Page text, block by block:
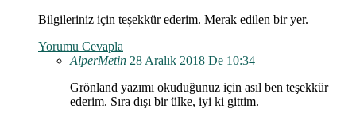
Bilgileriniz için teșekkür ederim. Merak edilen bir yer.
Yorumu Cevapla
AlperMetin 28 Aralık 2018 De 10:34
Grönland yazımı okuduğunuz için asıl ben teşekkür
ederim. Sıra dışı bir ülke, iyi ki gittim.